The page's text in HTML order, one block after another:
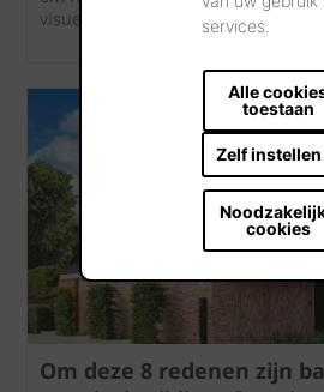
services.
Alle
toestaan
Zelf instellen
cookies
visueel te verenigen.
Om deze 8 redenen zijn